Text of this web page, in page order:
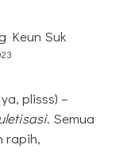
plisss) –
. Semua
rapih,